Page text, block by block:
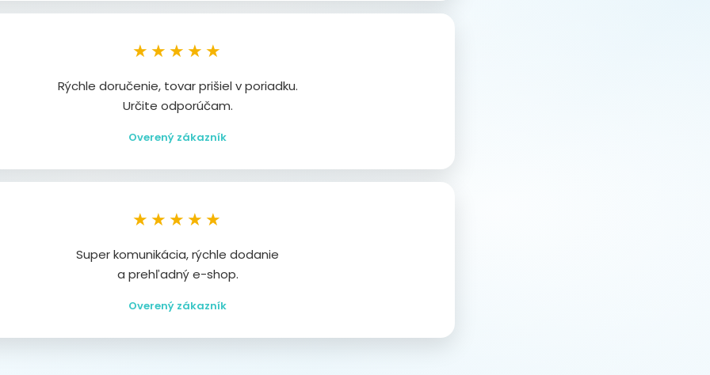
★★★★★
Rýchle doručenie, tovar prišiel v poriadku.
Určite odporúčam.
Overený zákazník
★★★★★
Super komunikácia, rýchle dodanie
a prehľadný e-shop.
Overený zákazník